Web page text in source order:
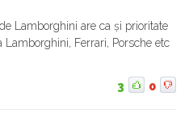
Lamborghini are ca și prioritate
Ferrari, Porsche etc
3 0